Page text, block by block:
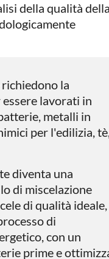
della qualità della
la
lavorati in
metalli in
per l'edilizia,
diventa una
di miscelazione
di qualità ideale,
di
con un
prime e